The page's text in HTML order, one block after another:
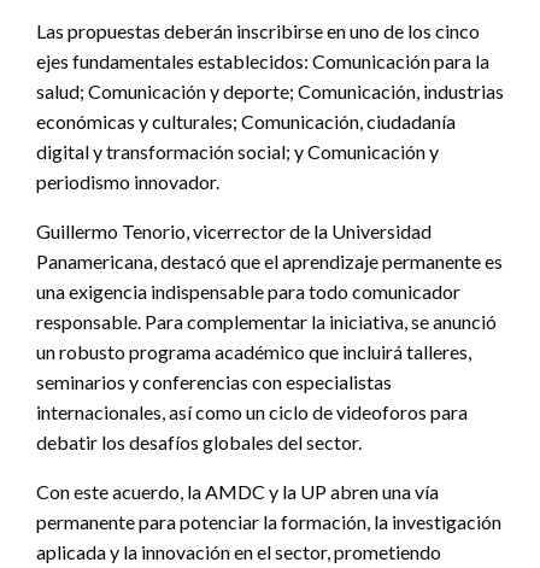
Las propuestas deberán inscribirse en uno de los cinco
ejes fundamentales establecidos: Comunicación para la
salud; Comunicación y deporte; Comunicación, industrias
económicas y culturales; Comunicación, ciudadanía
digital y transformación social; y Comunicación y
periodismo innovador.
Guillermo Tenorio, vicerrector de la Universidad
Panamericana, destacó que el aprendizaje permanente es
una exigencia indispensable para todo comunicador
responsable. Para complementar la iniciativa, se anunció
un robusto programa académico que incluirá talleres,
seminarios y conferencias con especialistas
internacionales, así como un ciclo de videoforos para
debatir los desafíos globales del sector.
Con este acuerdo, la AMDC y la UP abren una vía
permanente para potenciar la formación, la investigación
aplicada y la innovación en el sector, prometiendo